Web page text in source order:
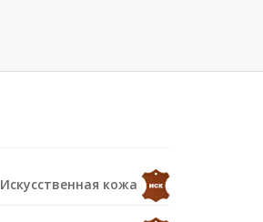
Искусственная кожа